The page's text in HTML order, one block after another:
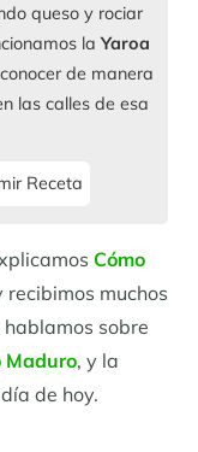
queso y rociar
la Yaroa
de manera
las calles de esa
Receta
Cómo
recibimos muchos
sobre
Maduro, y la
de hoy.